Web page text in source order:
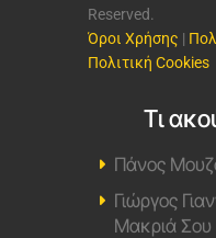
Reserved.
Όροι Χρήσης |
Πολιτική Cookies
Τι
Πάνος
Γιώργος
Μακριά Σου